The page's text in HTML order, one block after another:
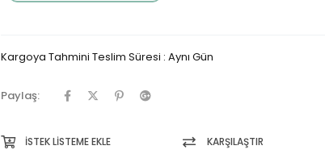
Kargoya Tahmini Teslim Süresi : Aynı Gün
Paylaş:
İSTEK LISTEME EKLE KARŞILAŞTIR